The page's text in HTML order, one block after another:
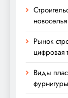
новоселья
Рынок
цифровая
Виды